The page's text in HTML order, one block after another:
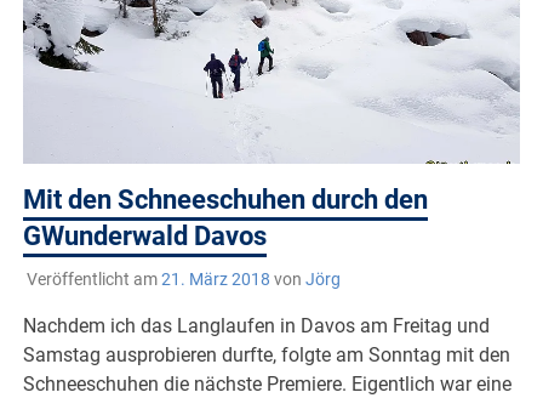
Mit den Schneeschuhen durch den
GWunderwald Davos
Veröffentlicht am21. März 2018 von Jörg
Nachdem ich das Langlaufen in Davos am Freitag und
Samstag ausprobieren durfte, folgte am Sonntag mit den
Schneeschuhen die nächste Premiere. Eigentlich war eine